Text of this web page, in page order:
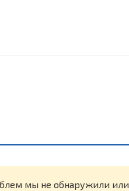
мы не обнаружили или